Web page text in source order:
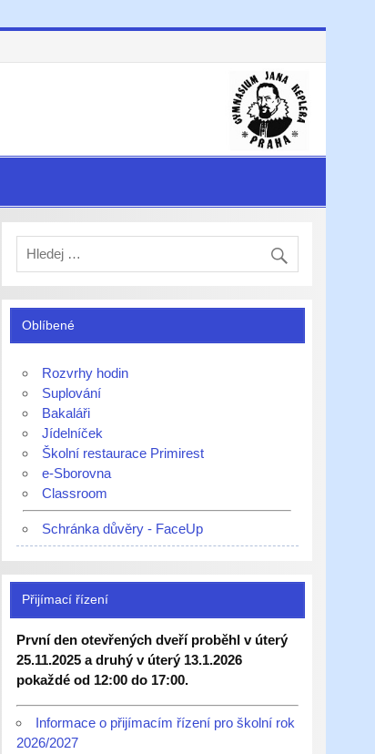
Oblíbené
Rozvrhy hodin
Suplování
Bakaláři
Jídelníček
Školní restaurace Primirest
e-Sborovna
Classroom
Schránka důvěry - FaceUp
Přijímací řízení
První den otevřených dveří proběhl v úterý
25.11.2025 a druhý v úterý 13.1.2026
pokaždé od 12:00 do 17:00.
Informace o přijímacím řízení pro školní rok
2026/2027